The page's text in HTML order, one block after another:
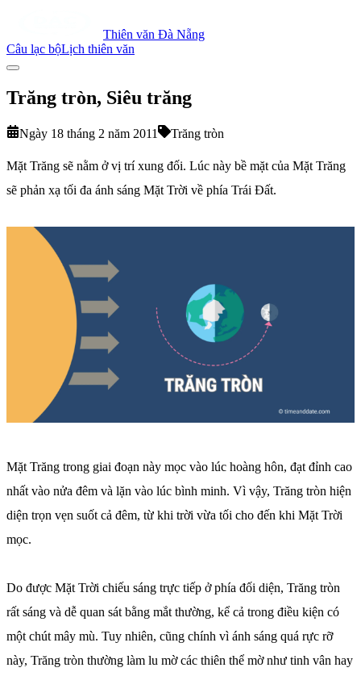
Thiên văn Đà Nẵng
Câu lạc bộLịch thiên văn
Trăng tròn, Siêu trăng
Ngày 18 tháng 2 năm 2011 Trăng tròn
Mặt Trăng sẽ nằm ở vị trí xung đối. Lúc này bề mặt của Mặt Trăng
sẽ phản xạ tối đa ánh sáng Mặt Trời về phía Trái Đất.
Mặt Trăng trong giai đoạn này mọc vào lúc hoàng hôn, đạt đỉnh cao
nhất vào nửa đêm và lặn vào lúc bình minh. Vì vậy, Trăng tròn hiện
diện trọn vẹn suốt cả đêm, từ khi trời vừa tối cho đến khi Mặt Trời
mọc.
Do được Mặt Trời chiếu sáng trực tiếp ở phía đối diện, Trăng tròn
rất sáng và dễ quan sát bằng mắt thường, kể cả trong điều kiện có
một chút mây mù. Tuy nhiên, cũng chính vì ánh sáng quá rực rỡ
này, Trăng tròn thường làm lu mờ các thiên thể mờ như tinh vân hay